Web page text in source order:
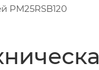
PM25RSB120